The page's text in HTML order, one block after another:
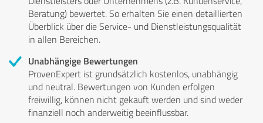
Beratung) bewertet. So erhalten Sie einen detaillierten
Überblick über die Service- und Dienstleistungsqualität
in allen Bereichen.
Unabhängige Bewertungen
ProvenExpert ist grundsätzlich kostenlos, unabhängig
und neutral. Bewertungen von Kunden erfolgen
freiwillig, können nicht gekauft werden und sind weder
finanziell noch anderweitig beeinflussbar.